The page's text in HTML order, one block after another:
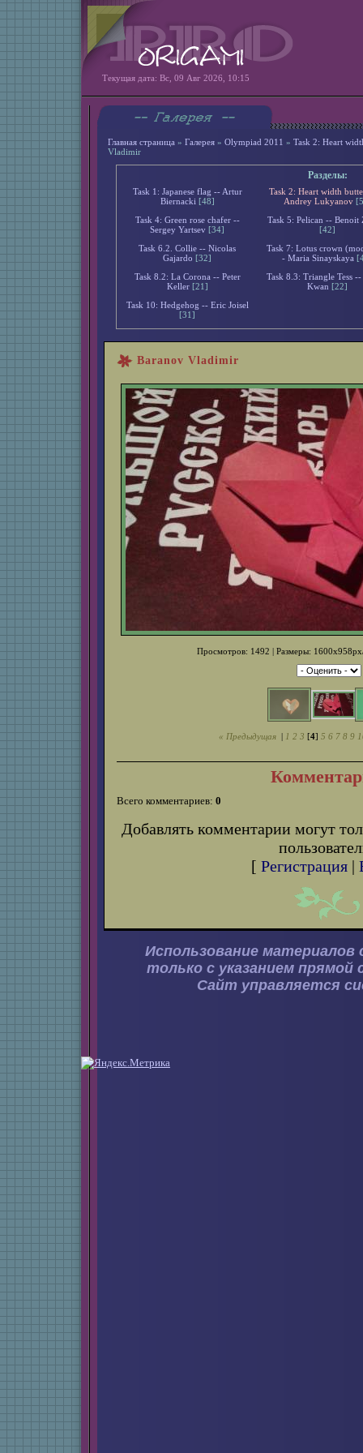
Текущая дата: Вс, 09 Авг 2026, 10:15
Главная страница » Галерея » Olympiad 2011 » Task 2: Heart
Vladimir
Разделы:
Task 1: Japanese flag -- Artur
Biernacki [48]
Task 2: Heart width
Andrey Lukyanov
Task 4: Green rose chafer --
Sergey Yartsev [34]
Task 5: Pelican -- Benoit
[42]
Task 6.2. Collie -- Nicolas
Gajardo [32]
Task 7: Lotus crown
- Maria Sinayskaya
Task 8.2: La Corona -- Peter
Keller [21]
Task 8.3: Triangle Tess
Kwan [22]
Task 10: Hedgehog -- Eric Joisel
[31]
Baranov Vladimir
Просмотров: 1492 | Размеры:
« Предыдущая| 1 2 3 [4] 5 6 7 8 9
Всего комментариев: 0
Добавлять комментарии могут
[ Регистрация |
Использование материалов
только с указанием прямой
Сайт управляется